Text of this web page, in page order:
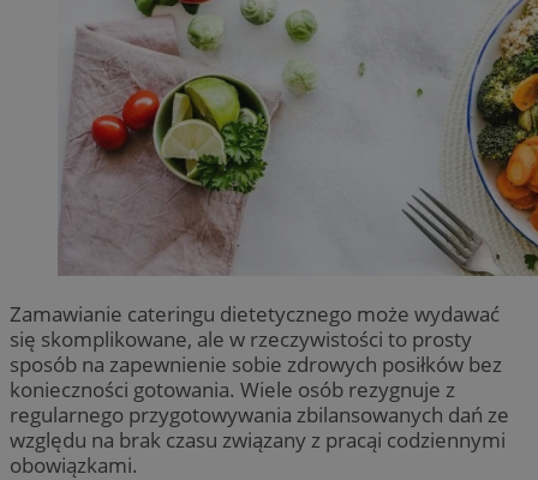
Zamawianie cateringu dietetycznego może wydawać
się skomplikowane, ale w rzeczywistości to prosty
sposób na zapewnienie sobie zdrowych posiłków bez
konieczności gotowania. Wiele osób rezygnuje z
regularnego przygotowywania zbilansowanych dań ze
względu na brak czasu związany z pracąi codziennymi
obowiązkami.